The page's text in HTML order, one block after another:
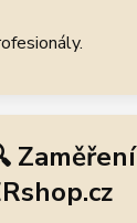
Zaměření